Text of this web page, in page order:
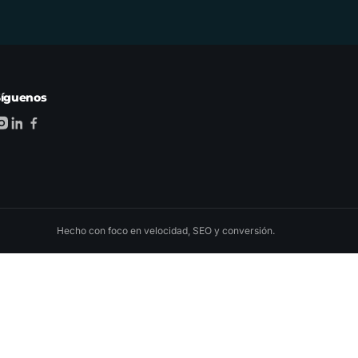
Hecho con foco en velocidad, SEO y conversión.